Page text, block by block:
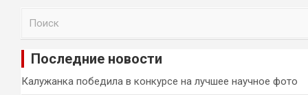
и
Последние новости
Калужанка победила в конкурсе на лучшее научное фото